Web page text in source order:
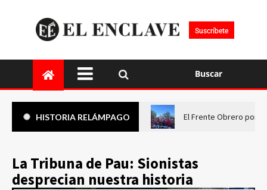
Suscríbete
Buscar
HISTORIA RELÁMPAGO El Frente Obrero pone
La Tribuna de Pau: Sionistas
desprecian nuestra historia